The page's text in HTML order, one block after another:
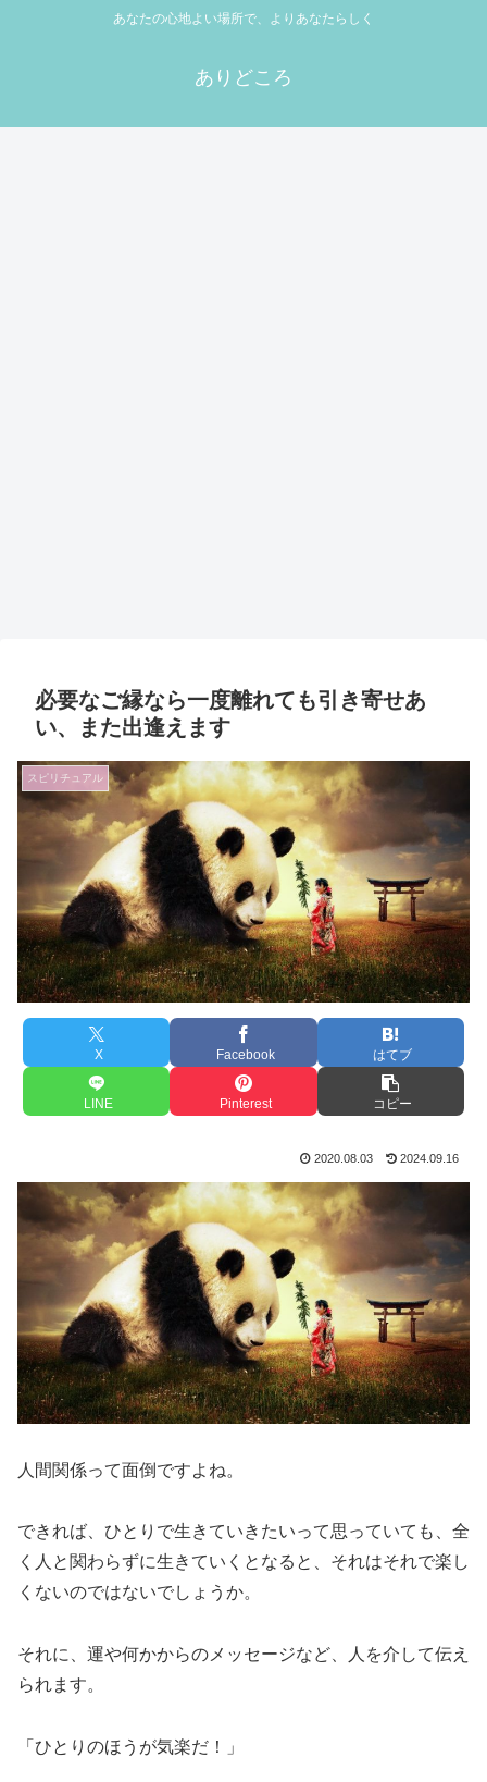
あなたの心地よい場所で、よりあなたらしく
ありどころ
必要なご縁なら一度離れても引き寄せあ
い、また出逢えます
スピリチュアル
X Facebook はてブ
LINE Pinterest コピー
2020.08.03 2024.09.16
人間関係って面倒ですよね。
できれば、ひとりで生きていきたいって思っていても、全
く人と関わらずに生きていくとなると、それはそれで楽し
くないのではないでしょうか。
それに、運や何かからのメッセージなど、人を介して伝え
られます。
「ひとりのほうが気楽だ！」